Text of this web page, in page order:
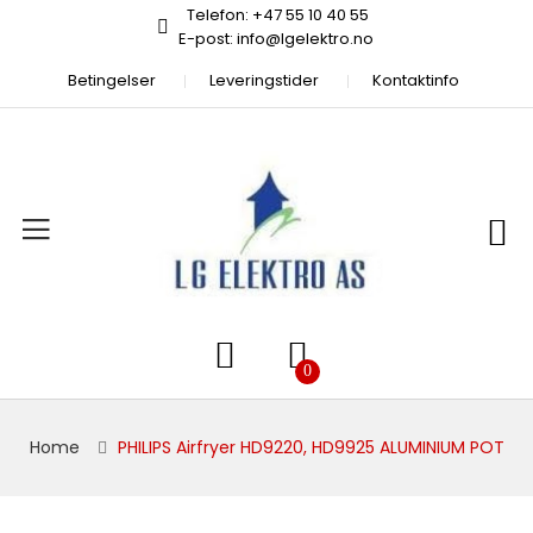
Telefon: +47 55 10 40 55
E-post: info@lgelektro.no
Betingelser
Leveringstider Kontaktinfo
Home PHILIPS Airfryer HD9220, HD9925 ALUMINIUM POT